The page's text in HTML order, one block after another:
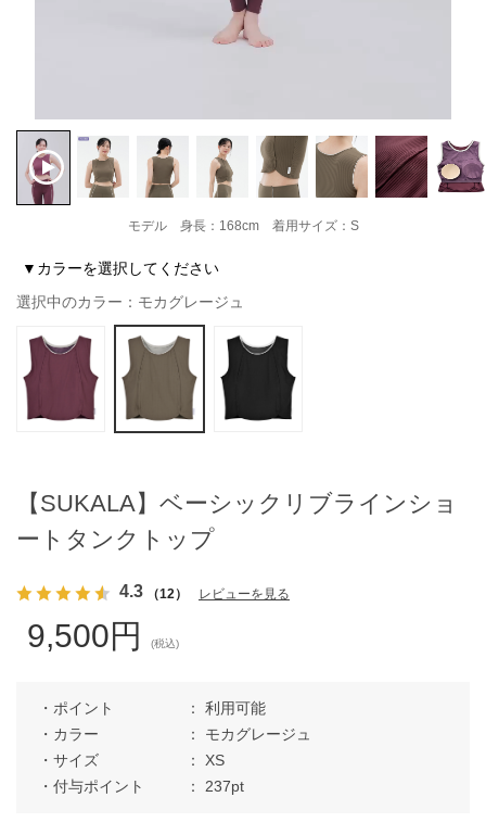
モデル 身長：168cm 着用サイズ：S
▼カラーを選択してください
選択中のカラー：モカグレージュ
【SUKALA】ベーシックリブラインショ
ートタンクトップ
4.3 （12） レビューを見る
9,500円 (税込)
ポイント
利用可能
カラー
モカグレージュ
サイズ
XS
付与ポイント
237pt